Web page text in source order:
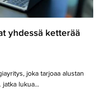
yhdessä ketterää
joka tarjoaa alustan
lukua...